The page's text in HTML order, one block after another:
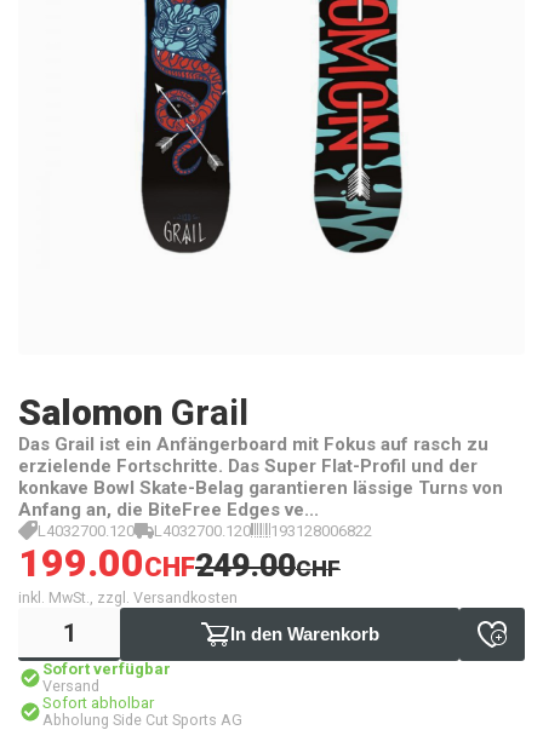
Salomon Grail
Das Grail ist ein Anfängerboard mit Fokus auf rasch zu
erzielende Fortschritte. Das Super Flat-Profil und der
konkave Bowl Skate-Belag garantieren lässige Turns von
Anfang an, die BiteFree Edges ve...
L4032700.120 L4032700.120 193128006822
199.00CHF249.00CHF
inkl. MwSt., zzgl. Versandkosten
In den Warenkorb
Sofort verfügbar
Versand
Sofort abholbar
Abholung Side Cut Sports AG